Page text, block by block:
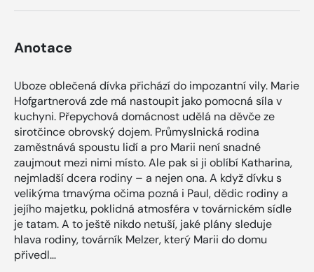
Anotace
Uboze oblečená dívka přichází do impozantní vily. Marie
Hofgartnerová zde má nastoupit jako pomocná síla v
kuchyni. Přepychová domácnost udělá na děvče ze
sirotčince obrovský dojem. Průmyslnická rodina
zaměstnává spoustu lidí a pro Marii není snadné
zaujmout mezi nimi místo. Ale pak si ji oblíbí Katharina,
nejmladší dcera rodiny – a nejen ona. A když dívku s
velikýma tmavýma očima pozná i Paul, dědic rodiny a
jejího majetku, poklidná atmosféra v továrnickém sídle
je tatam. A to ještě nikdo netuší, jaké plány sleduje
hlava rodiny, továrník Melzer, který Marii do domu
přivedl…